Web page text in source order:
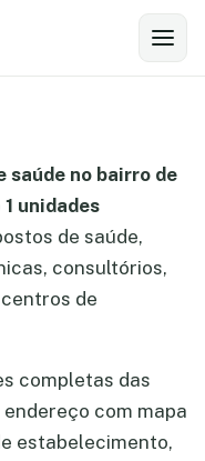
no bairro de
1 unidades
de saúde,
consultórios,
de
completas das
com mapa
estabelecimento,